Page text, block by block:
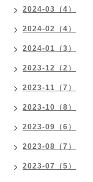
2024-03（4）
2024-02（4）
2024-01（3）
2023-12（2）
2023-11（7）
2023-10（8）
2023-09（6）
2023-08（7）
2023-07（5）